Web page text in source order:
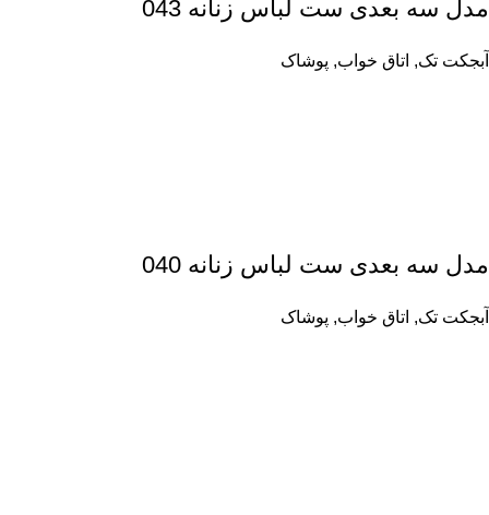
مدل سه بعدی ست لباس زنانه 043
آبجکت تک, اتاق خواب, پوشاک
مدل سه بعدی ست لباس زنانه 040
آبجکت تک, اتاق خواب, پوشاک